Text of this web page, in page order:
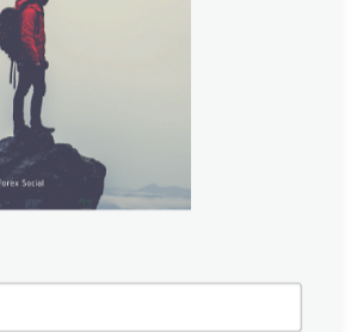
os movimentos
Como operar
influencia em seus movimentos.